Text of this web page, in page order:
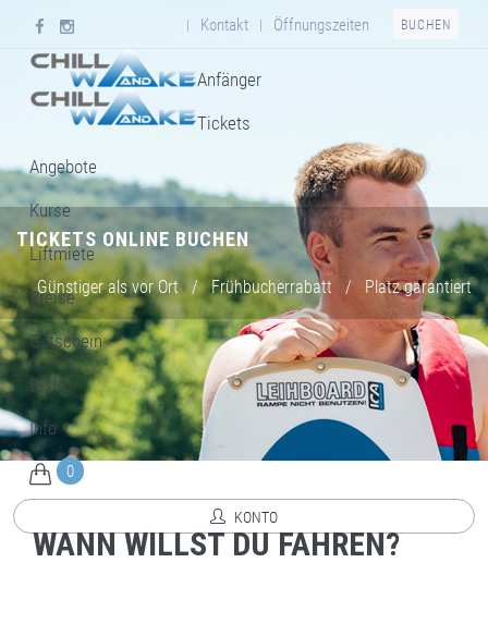
| Kontakt | Öffnungszeiten BUCHEN
Anfänger
Tickets
Angebote
Kurse
Liftmiete
Preise
Gutschein
Bistro
Info
0
KONTO
TICKETS ONLINE BUCHEN
Günstiger als vor Ort / Frühbucherrabatt / Platz garantiert
WANN WILLST DU FAHREN?